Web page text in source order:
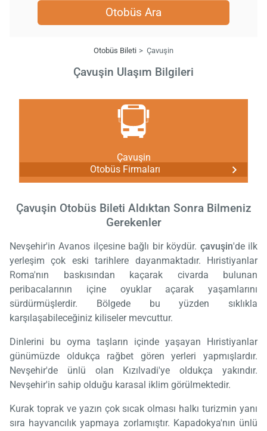
Otobüs Ara
Otobüs Bileti Çavuşin
Çavuşin Ulaşım Bilgileri
Çavuşin
Otobüs Firmaları
Çavuşin Otobüs Bileti Aldıktan Sonra Bilmeniz
Gerekenler
Nevşehir'in Avanos ilçesine bağlı bir köydür. çavuşin'de ilk
yerleşim çok eski tarihlere dayanmaktadır. Hıristiyanlar
Roma'nın baskısından kaçarak civarda bulunan
peribacalarının içine oyuklar açarak yaşamlarını
sürdürmüşlerdir. Bölgede bu yüzden sıklıkla
karşılaşabileceğiniz kiliseler mevcuttur.
Dinlerini bu oyma taşların içinde yaşayan Hıristiyanlar
günümüzde oldukça rağbet gören yerleri yapmışlardır.
Nevşehir'de ünlü olan Kızılvadi'ye oldukça yakındır.
Nevşehir'in sahip olduğu karasal iklim görülmektedir.
Kurak toprak ve yazın çok sıcak olması halkı turizmin yanı
sıra hayvancılık yapmaya zorlamıştır. Kapadokya'nın ünlü